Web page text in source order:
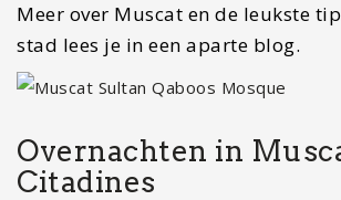
Meer over Muscat en de leukste
stad lees je in een aparte blog.
Overnachten in
Citadines